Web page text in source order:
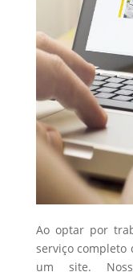
Ao optar por
serviço completo
um site.